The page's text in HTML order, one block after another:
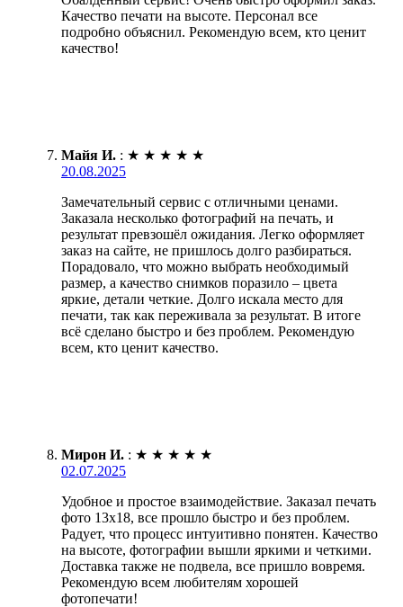
Качество печати на высоте. Персонал все
подробно объяснил. Рекомендую всем, кто ценит
качество!
Майя И. : ★ ★ ★ ★ ★
20.08.2025
Замечательный сервис с отличными ценами.
Заказала несколько фотографий на печать, и
результат превзошёл ожидания. Легко оформляет
заказ на сайте, не пришлось долго разбираться.
Порадовало, что можно выбрать необходимый
размер, а качество снимков поразило – цвета
яркие, детали четкие. Долго искала место для
печати, так как переживала за результат. В итоге
всё сделано быстро и без проблем. Рекомендую
всем, кто ценит качество.
Мирон И. : ★ ★ ★ ★ ★
02.07.2025
Удобное и простое взаимодействие. Заказал печать
фото 13х18, все прошло быстро и без проблем.
Радует, что процесс интуитивно понятен. Качество
на высоте, фотографии вышли яркими и четкими.
Доставка также не подвела, все пришло вовремя.
Рекомендую всем любителям хорошей
фотопечати!